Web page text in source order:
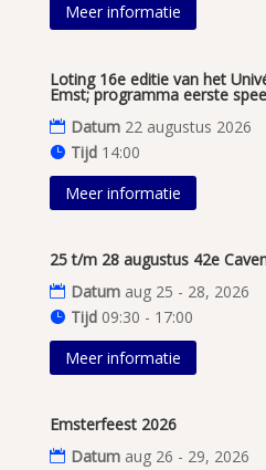
Meer informatie
Loting 16e editie van het
Emst; programma eerste
Datum 22 augustus 2026
Tijd 14:00
Meer informatie
25 t/m 28 augustus 42e
Datum aug 25 - 28, 2026
Tijd 09:30 - 17:00
Meer informatie
Emsterfeest 2026
Datum aug 26 - 29, 2026